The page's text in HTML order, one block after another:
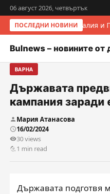
06 август 2026, четвъртък
ПОСЛЕДНИ НОВИНИИталия и
Bulnews – новините от
ВАРНА
Държавата
кампания заради
Мария Атанасова
16/02/2024
30 views
1 min read
Държавата подготвя